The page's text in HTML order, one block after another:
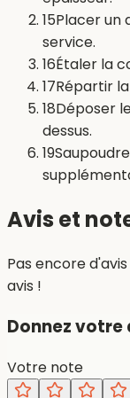
15Placer un
service.
16Étaler la
17Répartir
18Déposer
dessus.
19
Avis et
Pas encore
avis !
Donnez votre
Votre note